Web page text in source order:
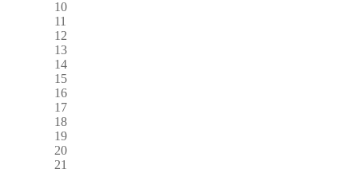
10
11
12
13
14
15
16
17
18
19
20
21